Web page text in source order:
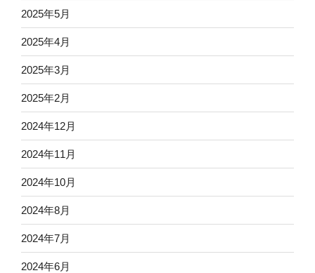
2025年5月
2025年4月
2025年3月
2025年2月
2024年12月
2024年11月
2024年10月
2024年8月
2024年7月
2024年6月